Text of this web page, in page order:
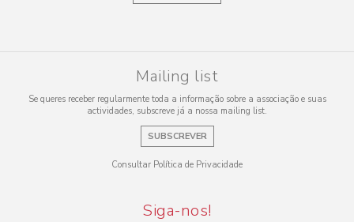
Mailing list
Se queres receber regularmente toda a informação sobre a associação e suas
actividades, subscreve já a nossa mailing list.
SUBSCREVER
Consultar Política de Privacidade
Siga-nos!